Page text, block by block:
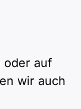
oder auf
wir auch